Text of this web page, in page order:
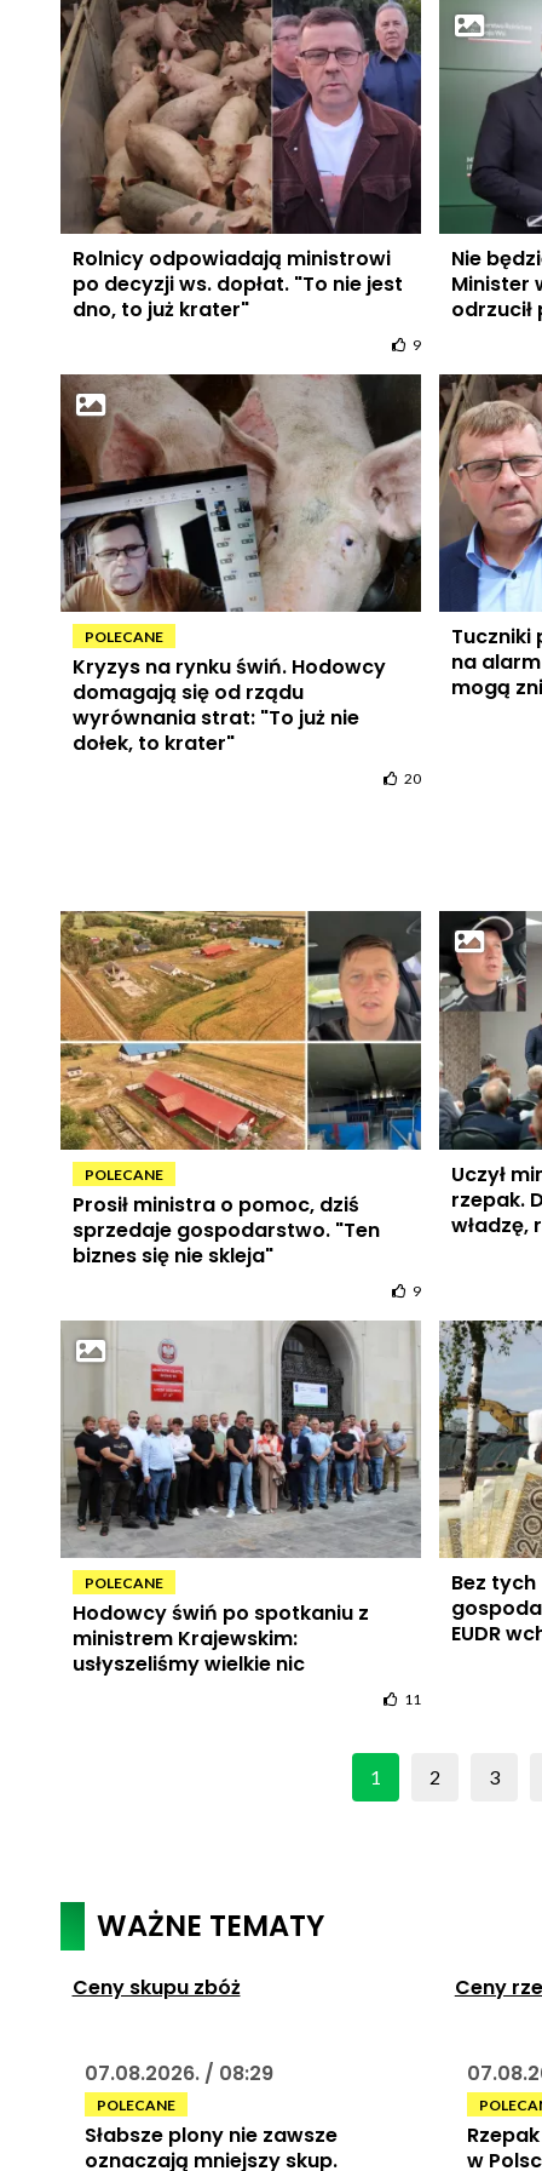
Rolnicy odpowiadają ministrowi
po decyzji ws. dopłat. "To nie jest
dno, to już krater"
9
Nie
Minister
POLECANE
Kryzys na rynku świń. Hodowcy
domagają się od rządu
wyrównania strat: "To już nie
dołek, to krater"
20
Tuczniki
na
mogą
POLECANE
Prosił ministra o pomoc, dziś
sprzedaje gospodarstwo. "Ten
biznes się nie skleja"
9
Uczył
rzepak.
władzę,
POLECANE
Hodowcy świń po spotkaniu z
ministrem Krajewskim:
usłyszeliśmy wielkie nic
11
Bez
EUDR
1 2 3
WAŻNE TEMATY
Ceny skupu zbóż
POLECANE
Słabsze plony nie zawsze
oznaczają mniejszy skup.
07.08.2026. / 08:29
Ceny
w